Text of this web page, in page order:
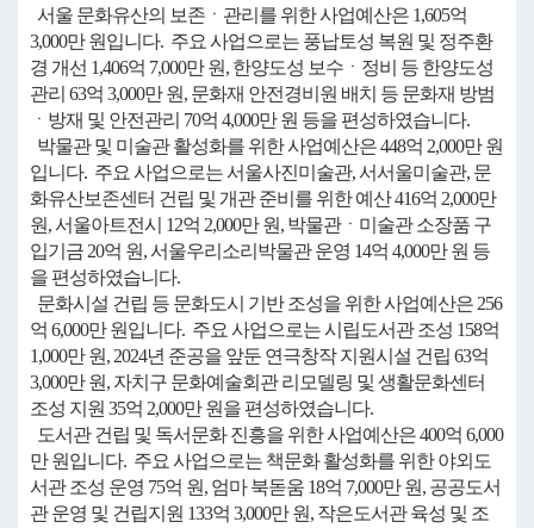
서울 문화유산의 보존ㆍ관리를 위한 사업예산은 1,605억
3,000만 원입니다. 주요 사업으로는 풍납토성 복원 및 정주환
경 개선 1,406억 7,000만 원, 한양도성 보수ㆍ정비 등 한양도성
관리 63억 3,000만 원, 문화재 안전경비원 배치 등 문화재 방범
ㆍ방재 및 안전관리 70억 4,000만 원 등을 편성하였습니다.
박물관 및 미술관 활성화를 위한 사업예산은 448억 2,000만 원
입니다. 주요 사업으로는 서울사진미술관, 서서울미술관, 문
화유산보존센터 건립 및 개관 준비를 위한 예산 416억 2,000만
원, 서울아트전시 12억 2,000만 원, 박물관ㆍ미술관 소장품 구
입기금 20억 원, 서울우리소리박물관 운영 14억 4,000만 원 등
을 편성하였습니다.
문화시설 건립 등 문화도시 기반 조성을 위한 사업예산은 256
억 6,000만 원입니다. 주요 사업으로는 시립도서관 조성 158억
1,000만 원, 2024년 준공을 앞둔 연극창작 지원시설 건립 63억
3,000만 원, 자치구 문화예술회관 리모델링 및 생활문화센터
조성 지원 35억 2,000만 원을 편성하였습니다.
도서관 건립 및 독서문화 진흥을 위한 사업예산은 400억 6,000
만 원입니다. 주요 사업으로는 책문화 활성화를 위한 야외도
서관 조성 운영 75억 원, 엄마 북돋움 18억 7,000만 원, 공공도서
관 운영 및 건립지원 133억 3,000만 원, 작은도서관 육성 및 조